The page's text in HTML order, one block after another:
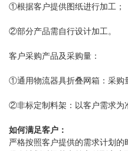
①根据客户提供图纸进行加工；
②部分产品需自行设计加工。
客户采购产品及采购量：
①通用物流器具折叠网箱：采购
②非标定制料架：以客户需求为
如何满足客户：
严格按照客户提供的需求计划